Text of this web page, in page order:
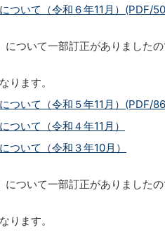
ついて（令和６年11月）(PDF/
ついて一部訂正がありました
ります。
ついて（令和５年11月）(PDF/
いて（令和４年11月）
ついて（令和３年10月）
ついて一部訂正がありました
ります。